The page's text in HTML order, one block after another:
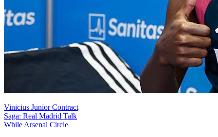
Vinicius Junior Contract
Saga: Real Madrid Talk
While Arsenal Circle